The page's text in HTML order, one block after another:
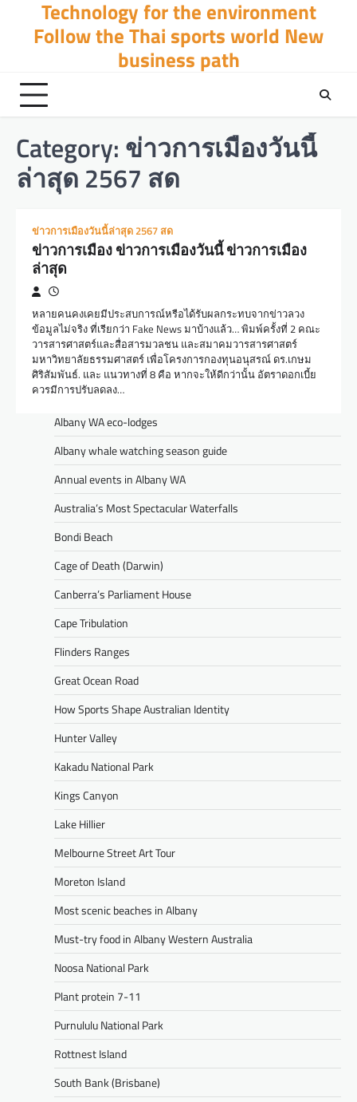
content
Technology for the environment
Follow the Thai sports world New
business path
Category: ข่าวการเมืองวันนี้
ล่าสุด 2567 สด
ข่าวการเมืองวันนี้ล่าสุด 2567 สด
ข่าวการเมือง ข่าวการเมืองวันนี้ ข่าวการเมือง
ล่าสุด
หลายคนคงเคยมีประสบการณ์หรือได้รับผลกระทบจากข่าวลวง
ข้อมูลไม่จริง ที่เรียกว่า Fake News มาบ้างแล้ว… พิมพ์ครั้งที่ 2 คณะ
วารสารศาสตร์และสื่อสารมวลชน และสมาคมวารสารศาสตร์
มหาวิทยาลัยธรรมศาสตร์ เพื่อโครงการกองทุนอนุสรณ์ ดร.เกษม
ศิริสัมพันธ์. และ แนวทางที่ 8 คือ หากจะให้ดีกว่านั้น อัตราดอกเบี้ย
ควรมีการปรับลดลง…
Albany WA eco-lodges
Albany whale watching season guide
Annual events in Albany WA
Australia’s Most Spectacular Waterfalls
Bondi Beach
Cage of Death (Darwin)
Canberra’s Parliament House
Cape Tribulation
Flinders Ranges
Great Ocean Road
How Sports Shape Australian Identity
Hunter Valley
Kakadu National Park
Kings Canyon
Lake Hillier
Melbourne Street Art Tour
Moreton Island
Most scenic beaches in Albany
Must-try food in Albany Western Australia
Noosa National Park
Plant protein 7-11
Purnululu National Park
Rottnest Island
South Bank (Brisbane)